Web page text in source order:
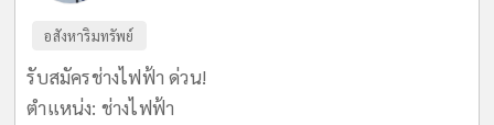
อสังหาริมทรัพย์
รับสมัครช่างไฟฟ้า ด่วน!
ตำแหน่ง: ช่างไฟฟ้า